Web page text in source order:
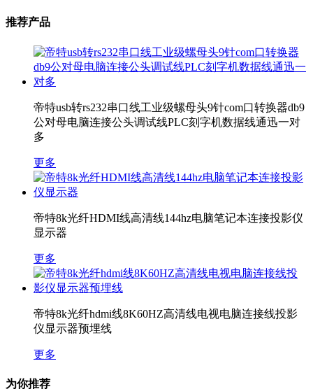
推荐产品
帝特usb转rs232串口线工业级螺母头9针com口转换器db9
公对母电脑连接公头调试线PLC刻字机数据线通迅一对
多
更多
帝特8k光纤HDMI线高清线144hz电脑笔记本连接投影仪
显示器
更多
帝特8k光纤hdmi线8K60HZ高清线电视电脑连接线投影
仪显示器预埋线
更多
为你推荐